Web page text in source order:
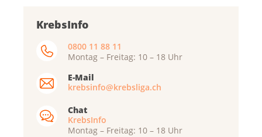
KrebsInfo
0800 11 88 11
Montag – Freitag: 10 – 18 Uhr
E-Mail
krebsinfo@krebsliga.ch
Chat
KrebsInfo
Montag – Freitag: 10 – 18 Uhr